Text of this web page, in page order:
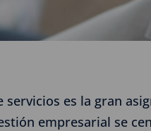
es la gran
empresarial se